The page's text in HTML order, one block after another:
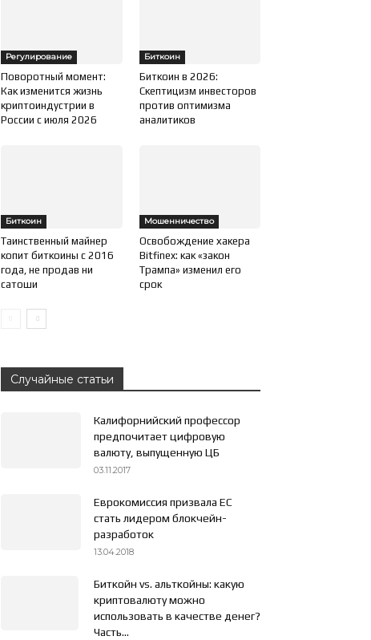
Регулирование
Поворотный момент:
Как изменится жизнь
криптоиндустрии в
России с июля 2026
Биткоин
Биткоин в 2026:
Скептицизм инвесторов
против оптимизма
аналитиков
Биткоин
Таинственный майнер
копит биткоины с 2016
года, не продав ни
сатоши
Мошенничество
Освобождение хакера
Bitfinex: как «закон
Трампа» изменил его
срок
Случайные статьи
Калифорнийский профессор
предпочитает цифровую
валюту, выпущенную ЦБ
03.11.2017
Еврокомиссия призвала ЕС
стать лидером блокчейн-
разработок
13.04.2018
Биткойн vs. альткойны: какую
криптовалюту можно
использовать в качестве денег?
Часть...